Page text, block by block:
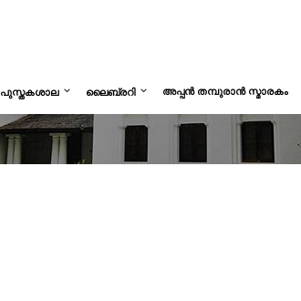
പുസ്തകശാല ലൈബ്രറി അപ്പൻ തമ്പുരാൻ സ്മാരകം